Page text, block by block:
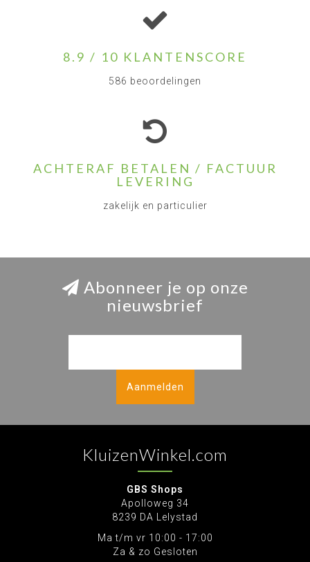
8.9 / 10 KLANTENSCORE
586 beoordelingen
ACHTERAF BETALEN / FACTUUR
LEVERING
zakelijk en particulier
Abonneer je op onze
nieuwsbrief
Aanmelden
KluizenWinkel.com
GBS Shops
Apolloweg 34
8239 DA Lelystad
Ma t/m vr 10:00 - 17:00
Za & zo Gesloten